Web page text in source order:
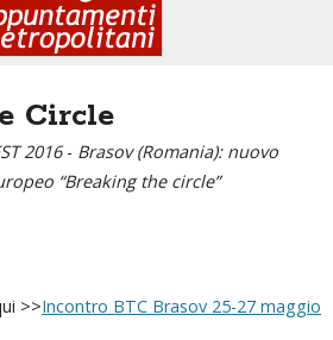
Circle
2016- Brasov (Romania): nuovo
“Breaking the circle”
>>Incontro BTC Brasov 25-27 maggio